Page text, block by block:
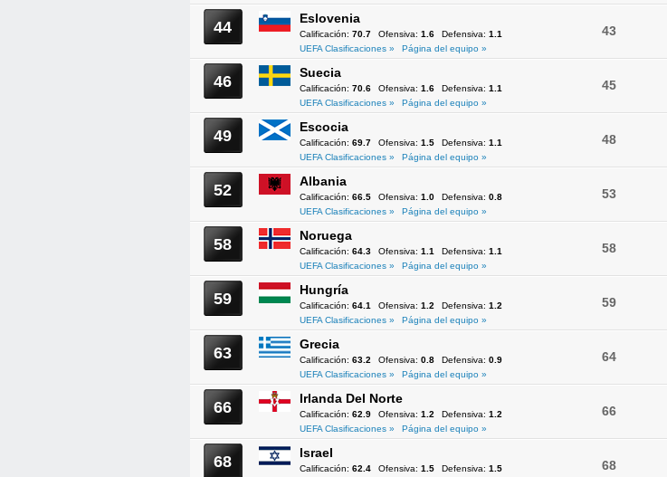
44 Eslovenia
Calificación: 70.7 Ofensiva: 1.6 Defensiva: 1.1
UEFA Clasificaciones »
Página del equipo »
43
46 Suecia
Calificación: 70.6 Ofensiva: 1.6 Defensiva: 1.1
UEFA Clasificaciones »
Página del equipo »
45
49 Escocia
Calificación: 69.7 Ofensiva: 1.5 Defensiva: 1.1
UEFA Clasificaciones »
Página del equipo »
48
52 Albania
Calificación: 66.5 Ofensiva: 1.0 Defensiva: 0.8
UEFA Clasificaciones »
Página del equipo »
53
58 Noruega
Calificación: 64.3 Ofensiva: 1.1 Defensiva: 1.1
UEFA Clasificaciones »
Página del equipo »
58
59 Hungría
Calificación: 64.1 Ofensiva: 1.2 Defensiva: 1.2
UEFA Clasificaciones »
Página del equipo »
59
63 Grecia
Calificación: 63.2 Ofensiva: 0.8 Defensiva: 0.9
UEFA Clasificaciones »
Página del equipo »
64
66 Irlanda Del Norte
Calificación: 62.9 Ofensiva: 1.2 Defensiva: 1.2
UEFA Clasificaciones »
Página del equipo »
66
68 Israel
Calificación: 62.4 Ofensiva: 1.5 Defensiva: 1.5
68